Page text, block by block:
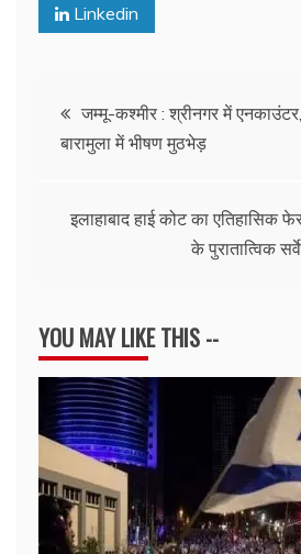
Linkedin
Post
navigation
जम्मू-कश्मीर : श्रीनगर में
बारामुला में भीषण मुठभेड़
इलाहाबाद हाई कोट का एतिहासिक
के पुरातात्विक
YOU MAY LIKE THIS --